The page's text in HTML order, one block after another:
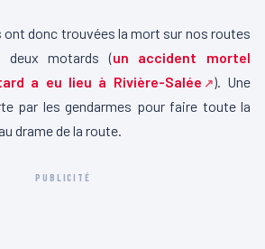
ont donc trouvées la mort sur nos routes
deux motards (un accident mortel
a eu lieu à Rivière-Salée
). Une
par les gendarmes pour faire toute la
drame de la route.
PUBLICITÉ